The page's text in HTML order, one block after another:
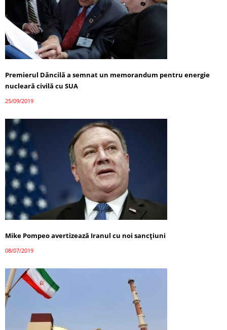
Premierul Dăncilă a semnat un memorandum pentru energie
nucleară civilă cu SUA
25/09/2019
Mike Pompeo avertizează Iranul cu noi sancţiuni
08/07/2019